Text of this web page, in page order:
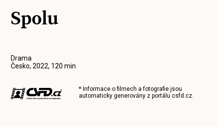
Spolu
Drama
Česko, 2022, 120 min
* Informace o filmech a fotografie jsou
automaticky generovány z portálucsfd.cz.